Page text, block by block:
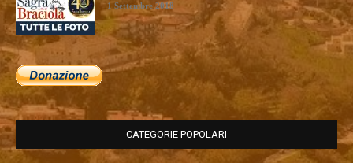
1 Settembre 2018
CATEGORIE POPOLARI